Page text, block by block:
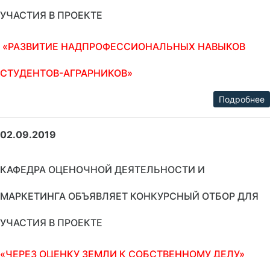
УЧАСТИЯ В ПРОЕКТЕ
«РАЗВИТИЕ НАДПРОФЕССИОНАЛЬНЫХ НАВЫКОВ
СТУДЕНТОВ-АГРАРНИКОВ»
Подробнее
02.09.2019
КАФЕДРА ОЦЕНОЧНОЙ ДЕЯТЕЛЬНОСТИ И
МАРКЕТИНГА ОБЪЯВЛЯЕТ КОНКУРСНЫЙ ОТБОР ДЛЯ
УЧАСТИЯ В ПРОЕКТЕ
«ЧЕРЕЗ ОЦЕНКУ ЗЕМЛИ К СОБСТВЕННОМУ ДЕЛУ»